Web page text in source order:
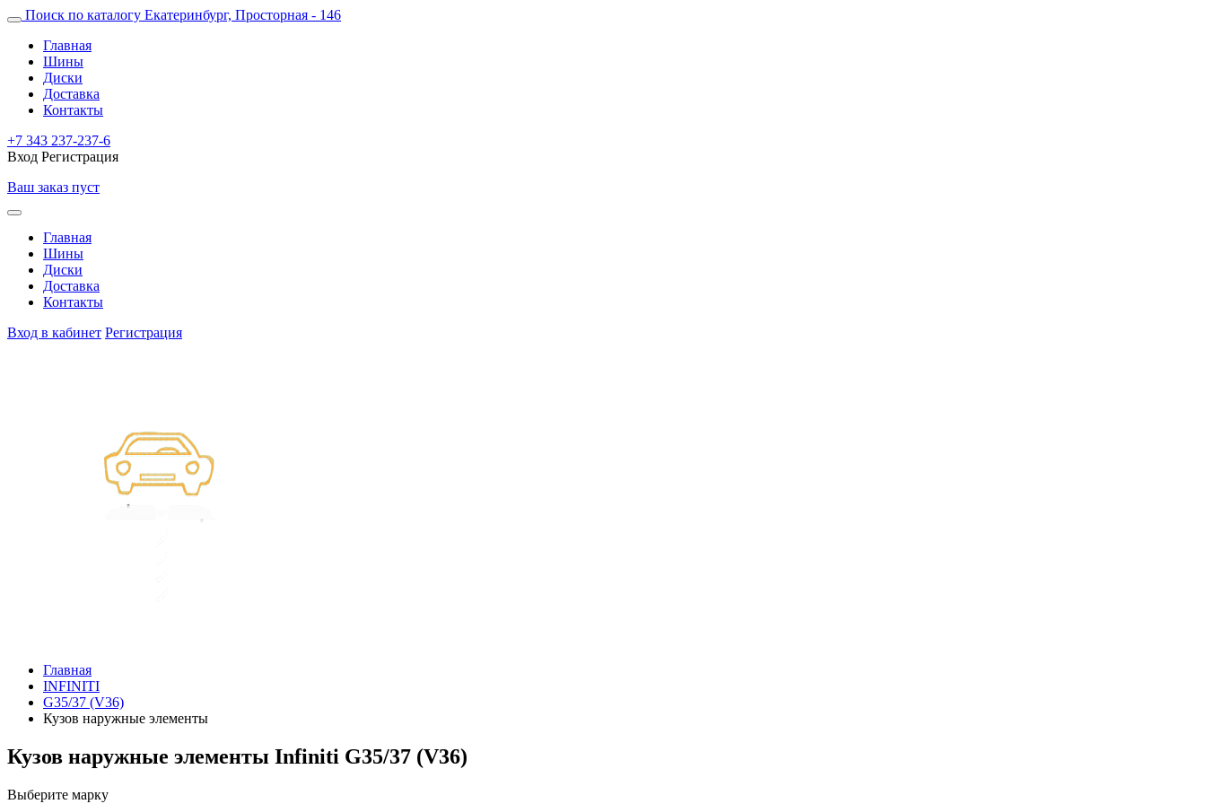
Поиск по каталогу Екатеринбург, Просторная - 146
Главная
Шины
Диски
Доставка
Контакты
+7 343 237-237-6
Вход Регистрация
Ваш заказ пуст
Главная
Шины
Диски
Доставка
Контакты
Вход в кабинет Регистрация
Главная
INFINITI
G35/37 (V36)
Кузов наружные элементы
Кузов наружные элементы Infiniti G35/37 (V36)
Выберите марку